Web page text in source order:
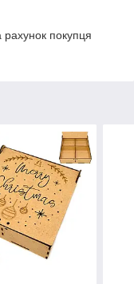
покупця